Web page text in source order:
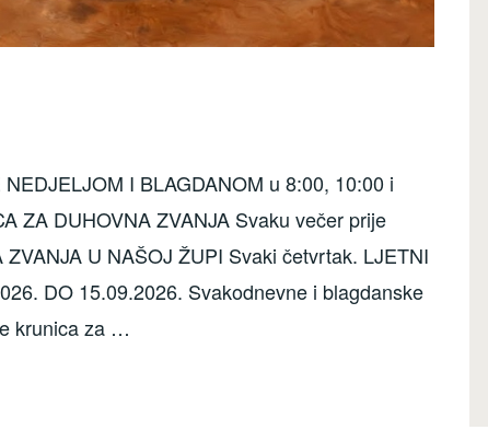
I BLAGDANOM u 8:00, 10:00 i
ZA DUHOVNA ZVANJA Svaku večer prije
U NAŠOJ ŽUPI Svaki četvrtak. LJETNI
DO 15.09.2026. Svakodnevne i blagdanske
krunica za …